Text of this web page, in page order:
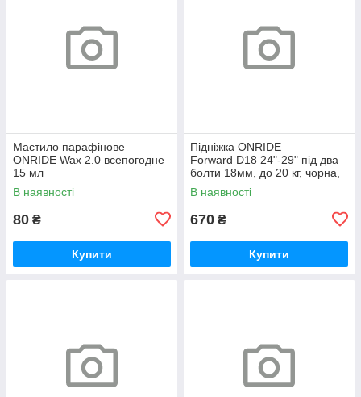
Мастило парафінове
ONRIDE Wax 2.0 всепогодне
15 мл
В наявності
80 ₴
Купити
Підніжка ONRIDE
Forward D18 24"-29" під два
болти 18мм, до 20 кг, чорна,
polybag
В наявності
670 ₴
Купити